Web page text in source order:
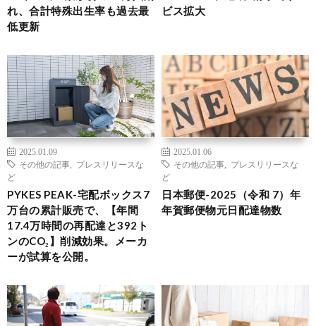
れ、合計特殊出生率も過去最
低更新
ビス拡大
2025.01.09
その他の記事
プレスリリースな
ど
PYKES PEAK-宅配ボックス7
万台の累計販売で、【年間
17.4万時間の再配達と392ト
ンのCO₂】削減効果。メーカ
ーが試算を公開。
2025.01.06
その他の記事
プレスリリースな
ど
日本郵便-2025（令和 7）年
年賀郵便物元日配達物数